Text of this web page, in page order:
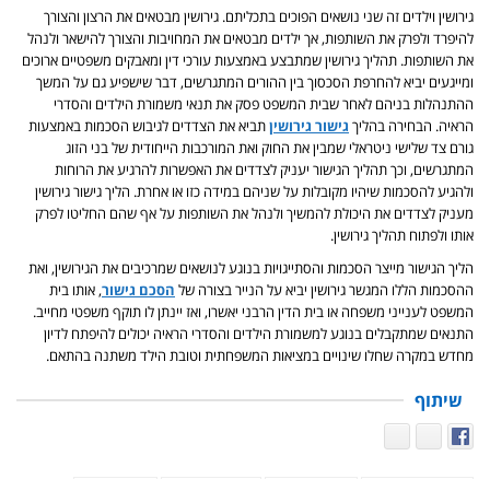
גירושין וילדים זה שני נושאים הפוכים בתכליתם. גירושין מבטאים את הרצון והצורך
להיפרד ולפרק את השותפות, אך ילדים מבטאים את המחויבות והצורך להישאר ולנהל
את השותפות. תהליך גירושין שמתבצע באמצעות עורכי דין ומאבקים משפטיים ארוכים
ומייגעים יביא להחרפת הסכסוך בין ההורים המתגרשים, דבר שישפיע גם על המשך
ההתנהלות בניהם לאחר שבית המשפט פסק את תנאי משמורת הילדים והסדרי
הראיה. הבחירה בהליך גישור גירושיןתביא את הצדדים לגיבוש הסכמות באמצעות
גורם צד שלישי ניטראלי שמבין את החוק ואת המורכבות הייחודית של בני הזוג
המתגרשים, וכך תהליך הגישור יעניק לצדדים את האפשרות להרגיע את הרוחות
ולהגיע להסכמות שיהיו מקובלות על שניהם במידה כזו או אחרת. הליך גישור גירושין
מעניק לצדדים את היכולת להמשיך ולנהל את השותפות על אף שהם החליטו לפרק
אותו ולפתוח תהליך גירושין.
הליך הגישור מייצר הסכמות והסתייגויות בנוגע לנושאים שמרכיבים את הגירושין, ואת
ההסכמות הללו המגשר גירושין יביא על הנייר בצורה של הסכם גישור, אותו בית
המשפט לענייני משפחה או בית הדין הרבני יאשרו, ואז יינתן לו תוקף משפטי מחייב.
התנאים שמתקבלים בנוגע למשמורת הילדים והסדרי הראיה יכולים להיפתח לדיון
מחדש במקרה שחלו שינויים במציאות המשפחתית וטובת הילד משתנה בהתאם.
שיתוף